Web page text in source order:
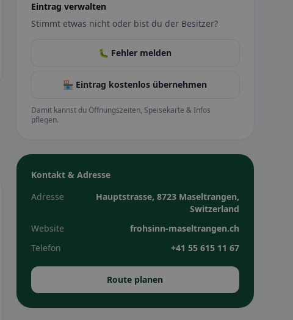
Eintrag verwalten
Stimmt etwas nicht oder bist du der Besitzer?
🐛 Fehler melden
🏪 Eintrag kostenlos übernehmen
Damit kannst du Öffnungszeiten, Speisekarte & Infos
pflegen.
Kontakt & Adresse
Adresse
Hauptstrasse, 8723 Maseltrangen,
Switzerland
Website
frohsinn-maseltrangen.ch
Telefon
+41 55 615 11 67
Route planen